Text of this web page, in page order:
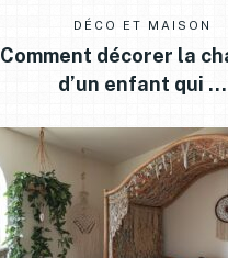
DÉCO ET MAISON
Comment décorer la
d’un enfant qui …